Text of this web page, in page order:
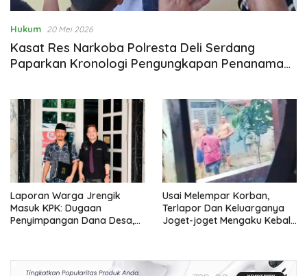
Hukum 20 Mei 2026
Kasat Res Narkoba Polresta Deli Serdang
Paparkan Kronologi Pengungkapan Penanaman
Laporan Warga Jrengik
Masuk KPK: Dugaan
Penyimpangan Dana Desa,
Diadukan
Usai Melempar Korban,
Terlapor Dan Keluarganya
Joget-joget Mengaku Kebal